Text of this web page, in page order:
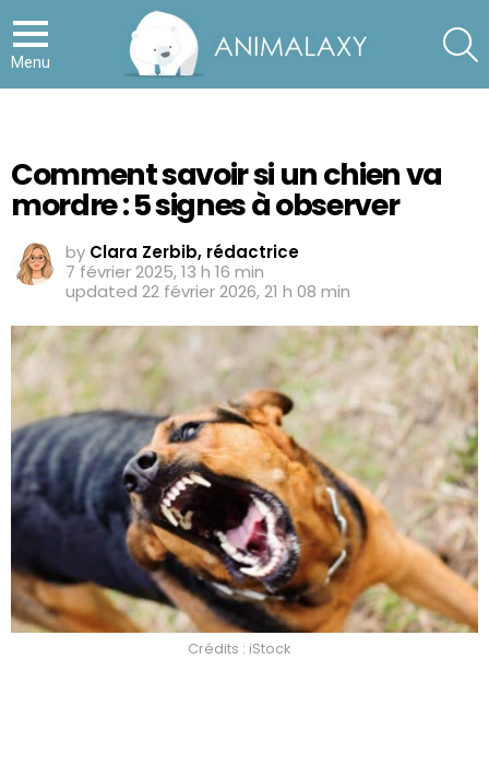
Menu
Comment savoir si un chien va
mordre : 5 signes à observer
by Clara Zerbib, rédactrice
7 février 2025, 13 h 16 min
updated 22 février 2026, 21 h 08 min
Crédits : iStock